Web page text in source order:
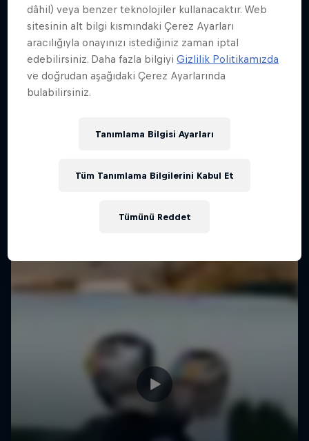
dâhil) veya benzer teknolojiler kullanacaktır. Web
sitesinin alt bilgi kısmındaki Çerez Ayarları
aracılığıyla onayınızı istediğiniz zaman iptal
edebilirsiniz. Daha fazla bilgiyiGizlilik Politikamızda
ve doğrudan aşağıdaki Çerez Ayarlarında
bulabilirsiniz.
Tanımlama Bilgisi Ayarları
Tümünü Reddet
Tüm Tanımlama Bilgilerini Kabul Et